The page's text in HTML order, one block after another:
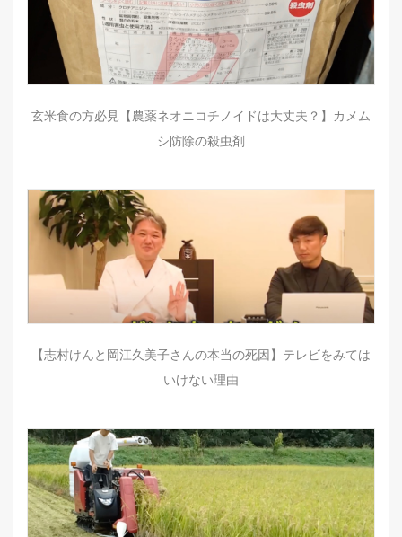
玄米食の方必見【農薬ネオニコチノイドは大丈夫？】カメム
シ防除の殺虫剤
【志村けんと岡江久美子さんの本当の死因】テレビをみては
いけない理由